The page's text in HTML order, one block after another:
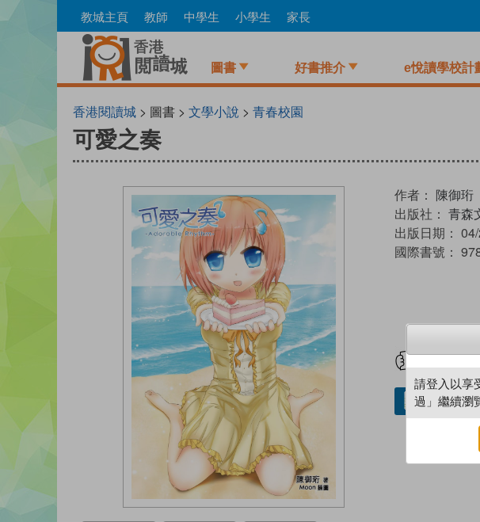
to
教城主頁 教師 中學生 小學生 家長
圖書 好書推介 e悅讀學校計
香港閱讀城 > 圖書 > 文學小說 > 青春校園
可愛之奏
作者： 陳御珩
出版社： 青森
出版日期：
國際書號：
借閱實
請登入以享
過」繼續瀏